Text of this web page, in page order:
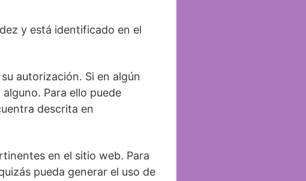
y está identificado en el
autorización. Si en algún
Para ello puede
descrita en
en el sitio web. Para
pueda generar el uso de